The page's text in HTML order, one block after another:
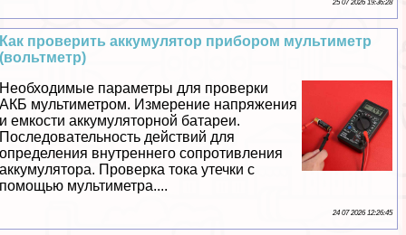
25 07 2026 19:36:28
Как проверить аккумулятор прибором мультиметр
(вольтметр)
Необходимые параметры для проверки
АКБ мультиметром. Измерение напряжения
и емкости аккумуляторной батареи.
Последовательность действий для
определения внутреннего сопротивления
аккумулятора. Проверка тока утечки с
помощью мультиметра....
24 07 2026 12:26:45